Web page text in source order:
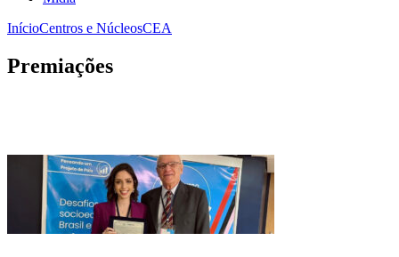
InícioCentros e NúcleosCEA
Premiações